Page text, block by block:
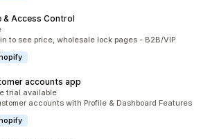
& Access Control
to see price, wholesale lock pages - B2B/VIP
accounts app
trial available
accounts with Profile & Dashboard Features